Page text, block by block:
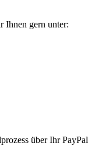
Ihnen gern unter:
über Ihr PayPal